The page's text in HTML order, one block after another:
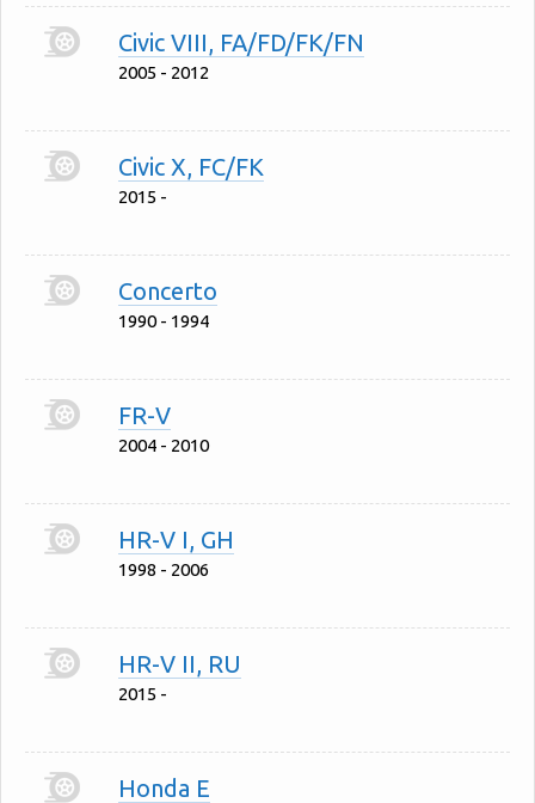
Civic VIII, FA/FD/FK/FN
2005 - 2012
Civic X, FC/FK
2015 -
Concerto
1990 - 1994
FR-V
2004 - 2010
HR-V I, GH
1998 - 2006
HR-V II, RU
2015 -
Honda E